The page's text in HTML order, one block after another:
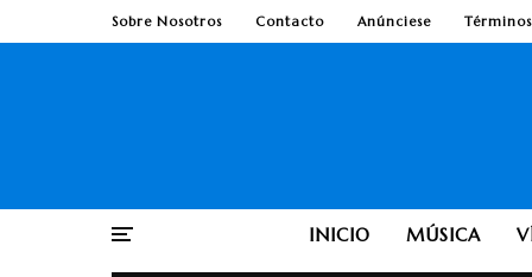
Sobre Nosotros Contacto Anúnciese
INICIO MÚSICA